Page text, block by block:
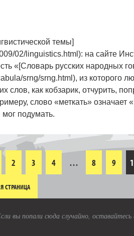
темы]
02/linguistics.html): на сайте
«[Словарь русских народных
srng/srng.html), из которого
слов, как кобзарик, отчурить,
слово «меткать» означает
подумать.
2 3 4 … 8 9
СТРАНИЦА
вы попали сюда случайно,